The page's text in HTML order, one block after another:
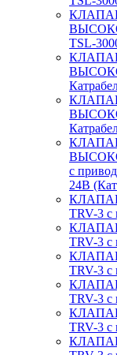
TSL-
с
24В
TRV-3 с
TRV-3 с
TRV-3 с
TRV-3 с
TRV-3 с